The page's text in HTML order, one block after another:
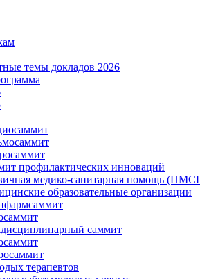
темы докладов 2026
профилактических инноваций
медико-санитарная помощь
образовательные организации
саммит
терапевтов